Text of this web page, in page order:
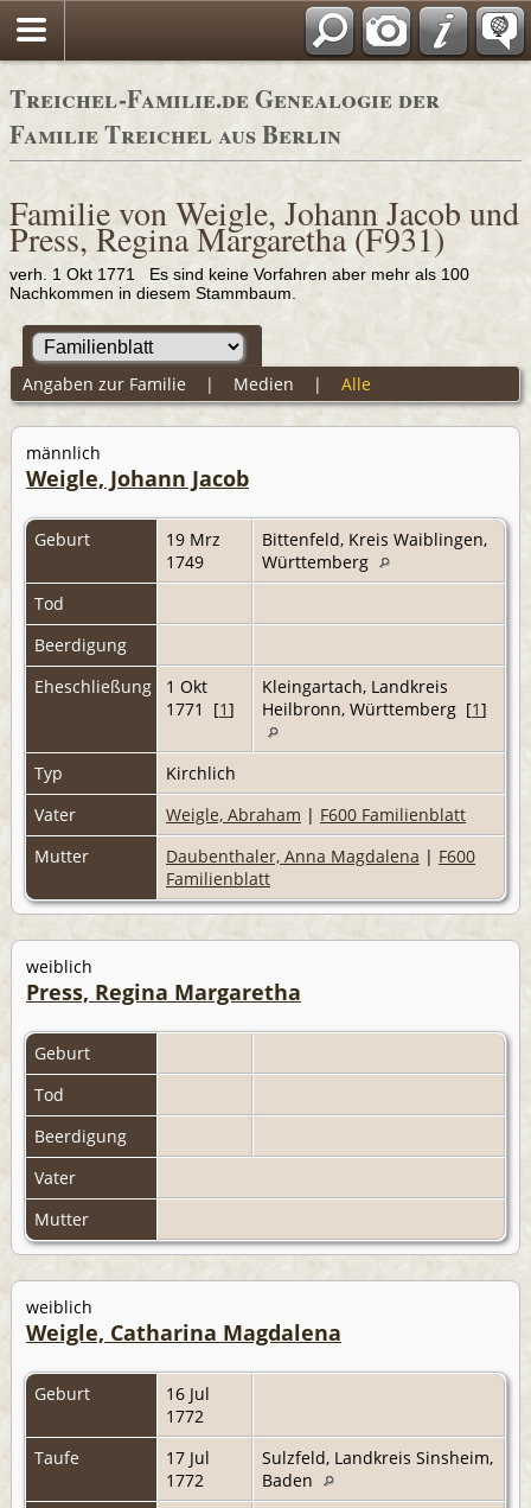
Adressbücher
Treichel-Familie.de Genealogie der
Familie Treichel aus Berlin
Familie von Weigle, Johann Jacob und
Press, Regina Margaretha (F931)
verh. 1 Okt 1771 Es sind keine Vorfahren aber mehr als 100
Nachkommen in diesem Stammbaum.
Angaben zur Familie | Medien | Alle
männlich
Weigle, Johann Jacob
Geburt
19 Mrz
1749
Bittenfeld, Kreis Waiblingen,
Württemberg
Tod
Beerdigung
Eheschließung
1 Okt
1771 [1]
Kleingartach, Landkreis
Heilbronn, Württemberg [1]
Typ
Kirchlich
Vater
Weigle, Abraham | F600 Familienblatt
Mutter
Daubenthaler, Anna Magdalena | F600
Familienblatt
weiblich
Press, Regina Margaretha
Geburt
Tod
Beerdigung
Vater
Mutter
weiblich
Weigle, Catharina Magdalena
Geburt
16 Jul
1772
Taufe
17 Jul
1772
Sulzfeld, Landkreis Sinsheim,
Baden